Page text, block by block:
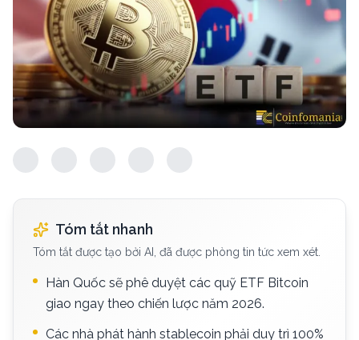
Tóm tắt nhanh
Tóm tắt được tạo bởi AI, đã được phòng tin tức xem xét.
Hàn Quốc sẽ phê duyệt các quỹ ETF Bitcoin
giao ngay theo chiến lược năm 2026.
Các nhà phát hành stablecoin phải duy trì 100%